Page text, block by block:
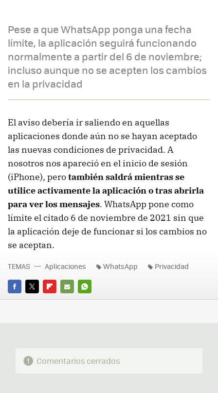
Pese a que WhatsApp ponga una fecha
límite, la aplicación seguirá funcionando
normalmente a partir del 6 de noviembre;
incluso aunque no se acepten los cambios
en la privacidad
El aviso debería ir saliendo en aquellas
aplicaciones donde aún no se hayan aceptado
las nuevas condiciones de privacidad. A
nosotros nos apareció en el inicio de sesión
(iPhone), perotambién saldrá mientras se
utilice activamente la aplicación o tras abrirla
para ver los mensajes. WhatsApp pone como
límite el citado 6 de noviembre de 2021 sin que
la aplicación deje de funcionar si los cambios no
se aceptan.
FACEBOOK
TWITTERFLIPBOARD
E-
WHATSAPP
TEMAS Aplicaciones WhatsApp Privacidad
Comentarios cerrados